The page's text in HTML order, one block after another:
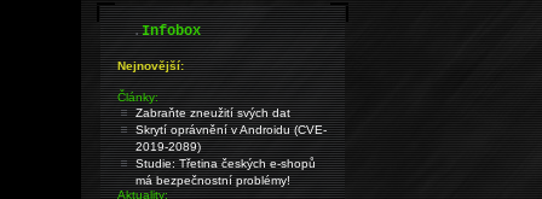
.Infobox
Nejnovější:
Články:
Zabraňte zneužití svých dat
Skrytí oprávnění v Androidu (CVE-
2019-2089)
Studie: Třetina českých e-shopů
má bezpečnostní problémy!
Aktuality: